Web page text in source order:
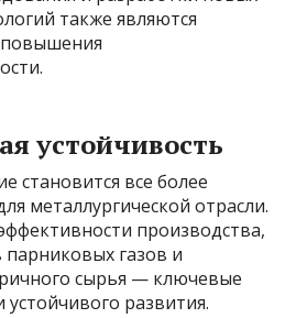
также являются
устойчивость
становится все более
металлургической отрасли.
производства,
газов и
сырья — ключевые
развития.